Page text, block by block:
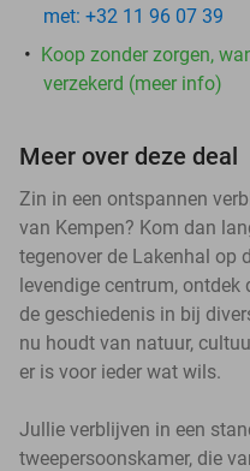
met: +32 11 96 07 39
Koop zonder zorgen,
verzekerd (meer info)
Meer over deze deal
Zin in een ontspannen
van Kempen? Kom dan
tegenover de Lakenhal op
levendige centrum,
de geschiedenis in bij
nu houdt van natuur,
er is voor ieder wat wils.
Jullie verblijven in een
tweepersoonskamer, die